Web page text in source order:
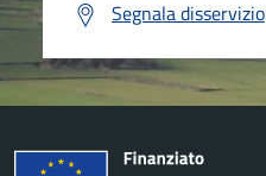
Segnala disservizio